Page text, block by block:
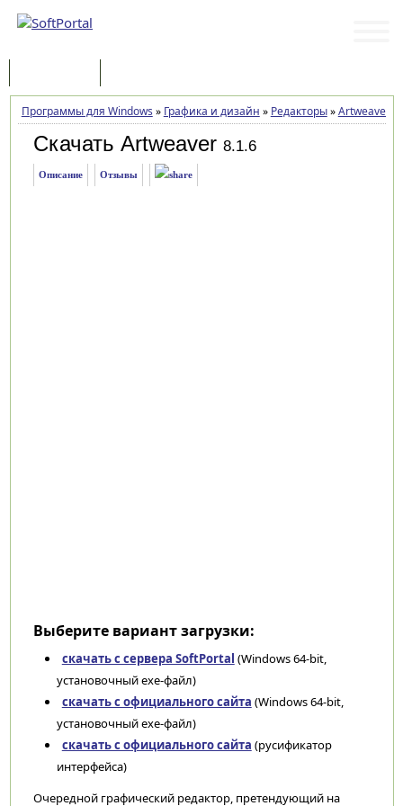
Программы для Windows » Графика и дизайн » Редакторы»Artweaver
Скачать Artweaver 8.1.6
Описание Отзывы
Выберите вариант загрузки:
скачать с сервера SoftPortal (Windows 64-bit,
установочный exe-файл)
скачать с официального сайта (Windows 64-bit,
установочный exe-файл)
скачать с официального сайта (русификатор
интерфейса)
Очередной графический редактор, претендующий на